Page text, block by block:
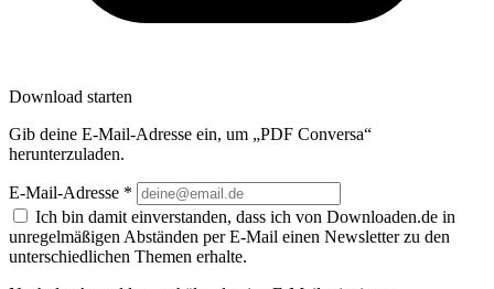
Download starten
Gib deine E-Mail-Adresse ein, um „PDF Conversa“
herunterzuladen.
E-Mail-Adresse *
Ich bin damit einverstanden, dass ich von Downloaden.de in
unregelmäßigen Abständen per E-Mail einen Newsletter zu den
unterschiedlichen Themen erhalte.